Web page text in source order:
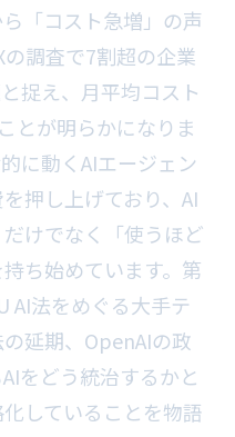
「コスト急増」の声
調査で7割超の企業
捉え、月平均コスト
とが明らかになりま
に動くAIエージェン
押し上げており、AI
けでなく「使うほど
ち始めています。第
AI法をめぐる大手テ
延期、OpenAIの政
をどう統治するかと
していることを物語